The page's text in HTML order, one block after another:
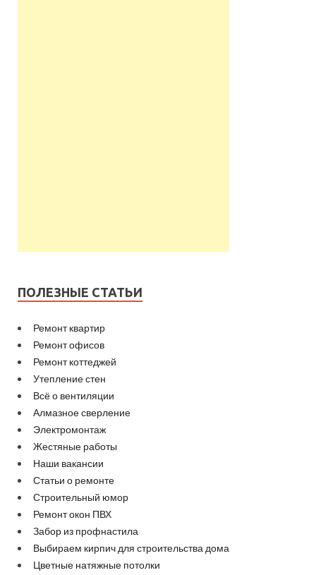
ПОЛЕЗНЫЕ СТАТЬИ
Ремонт квартир
Ремонт офисов
Ремонт коттеджей
Утепление стен
Всё о вентиляции
Алмазное сверление
Электромонтаж
Жестяные работы
Наши вакансии
Статьи о ремонте
Строительный юмор
Ремонт окон ПВХ
Забор из профнастила
Выбираем кирпич для строительства дома
Цветные натяжные потолки